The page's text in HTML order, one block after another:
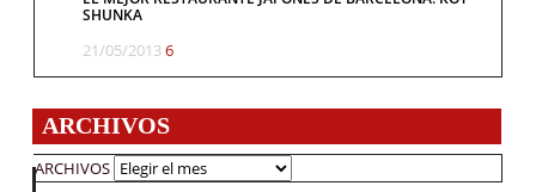
SHUNKA
21/05/20136
ARCHIVOS
ARCHIVOS